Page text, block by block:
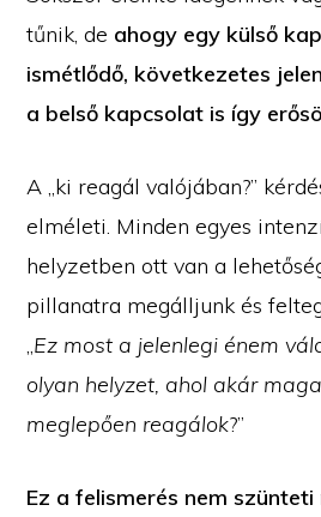
tűnik, de ahogy egy külső
ismétlődő, következetes
a belső kapcsolat is így
A „ki reagál valójában?”
elméleti. Minden egyes
helyzetben ott van a
pillanatra megálljunk és
„Ez most a jelenlegi énem
olyan helyzet, ahol akár
meglepően reagálok?”
Ez a felismerés nem